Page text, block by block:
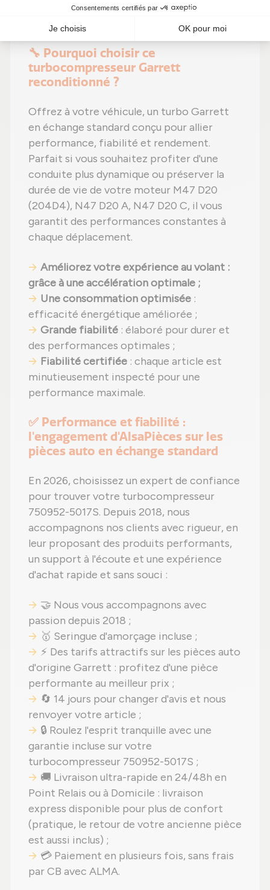
Optimisez votre moteur tout en réduisant
vos coûts d'entretien !
🔧 Pourquoi choisir ce
turbocompresseur Garrett
reconditionné ?
Offrez à votre véhicule, un turbo Garrett
en échange standard conçu pour allier
performance, fiabilité et rendement.
Parfait si vous souhaitez profiter d'une
conduite plus dynamique ou préserver la
durée de vie de votre moteur M47 D20
(204D4), N47 D20 A, N47 D20 C, il vous
garantit des performances constantes à
chaque déplacement.
Améliorez votre expérience au volant :
grâce à une accélération optimale ;
Une consommation optimisée :
efficacité énergétique améliorée ;
Grande fiabilité : élaboré pour durer et
des performances optimales ;
Fiabilité certifiée : chaque article est
minutieusement inspecté pour une
performance maximale.
✅ Performance et fiabilité :
l'engagement d'AlsaPièces sur les
pièces auto en échange standard
En 2026, choisissez un expert de confiance
pour trouver votre turbocompresseur
750952-5017S. Depuis 2018, nous
accompagnons nos clients avec rigueur, en
leur proposant des produits performants,
un support à l'écoute et une expérience
d'achat rapide et sans souci :
🤝 Nous vous accompagnons avec
passion depuis 2018 ;
🥇 Seringue d'amorçage incluse ;
⚡ Des tarifs attractifs sur les pièces auto
d'origine Garrett : profitez d'une pièce
performante au meilleur prix ;
🔄 14 jours pour changer d'avis et nous
renvoyer votre article ;
🔒 Roulez l'esprit tranquille avec une
garantie incluse sur votre
turbocompresseur 750952-5017S ;
🚚 Livraison ultra-rapide en 24/48h en
Point Relais ou à Domicile : livraison
express disponible pour plus de confort
(pratique, le retour de votre ancienne pièce
est aussi inclus) ;
💳 Paiement en plusieurs fois, sans frais
par CB avec ALMA.